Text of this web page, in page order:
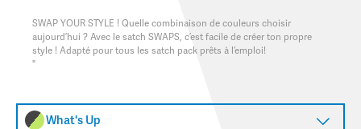
SWAP YOUR STYLE ! Quelle combinaison de couleurs choisir
aujourd’hui ? Avec le satch SWAPS, c’est facile de créer ton propre
style ! Adapté pour tous les satch pack prêts à l’emploi!
"
What's Up